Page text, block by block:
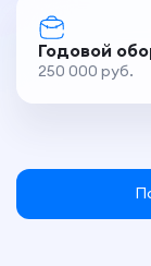
Годовой
250 000 руб.